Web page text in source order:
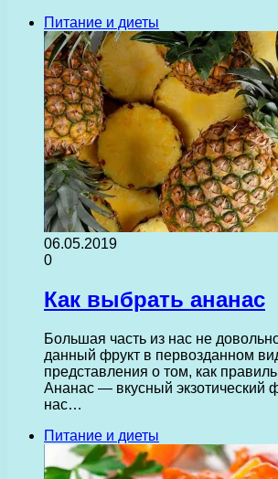
Питание и диеты
06.05.2019
0
Как выбрать ананас
Большая часть из нас не
данный фрукт в первозданном
представления о том, как
Ананас — вкусный экзотический
нас…
Питание и диеты